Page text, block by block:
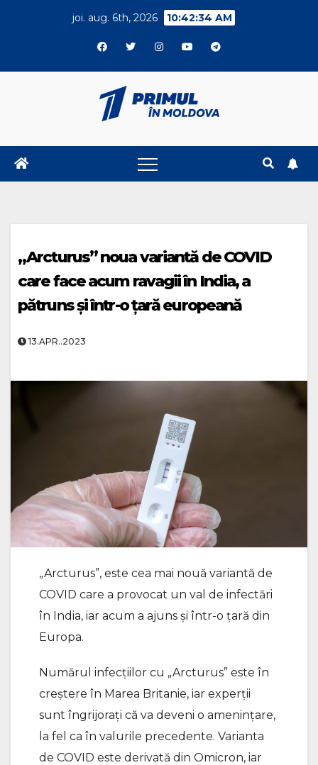
joi. aug. 6th, 2026 10:42:35 AM
„Arcturus” noua variantă de COVID
care face acum ravagii în India, a
pătruns și într-o țară europeană
13.APR..2023
„Arcturus”, este cea mai nouă variantă de
COVID care a provocat un val de infectări
în India, iar acum a ajuns și într-o țară din
Europa.
Numărul infecțiilor cu „Arcturus” este în
creștere în Marea Britanie, iar experții
sunt îngrijorați că va deveni o amenințare,
la fel ca în valurile precedente. Varianta
de COVID este derivată din Omicron, iar